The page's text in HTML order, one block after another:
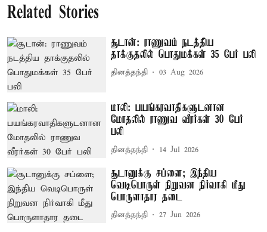
Related Stories
சூடான்: ராணுவம் நடத்திய
தாக்குதலில் பொதுமக்கள் 35 பேர் பலி
தினத்தந்தி 03 Aug 2026
மாலி: பயங்கரவாதிகளுடனான
மோதலில் ராணுவ வீரர்கள் 30 பேர்
பலி
தினத்தந்தி 14 Jul 2026
சூடானுக்கு சப்ளை; இந்திய
வெடிபொருள் நிறுவன நிர்வாகி மீது
பொருளாதார தடை
தினத்தந்தி 27 Jun 2026